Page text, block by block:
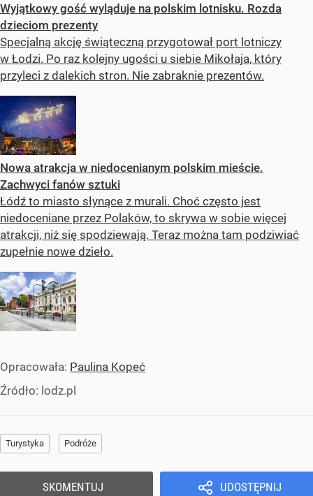
Wyjątkowy gość wyląduje na polskim lotnisku. Rozda
dzieciom prezenty
Specjalną akcję świąteczną przygotował port lotniczy
w Łodzi. Po raz kolejny ugości u siebie Mikołaja, który
przyleci z dalekich stron. Nie zabraknie prezentów.
Nowa atrakcja w niedocenianym polskim mieście.
Zachwyci fanów sztuki
Łódź to miasto słynące z murali. Choć często jest
niedoceniane przez Polaków, to skrywa w sobie więcej
atrakcji, niż się spodziewają. Teraz można tam podziwiać
zupełnie nowe dzieło.
Opracowała: Paulina Kopeć
Źródło: lodz.pl
Turystyka Podróże
UDOSTĘPNIJ
SKOMENTUJ